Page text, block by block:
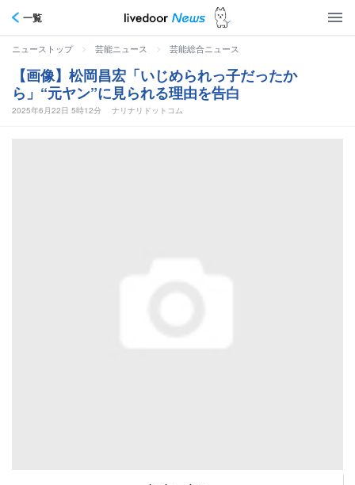
一覧
ニューストップ > 芸能ニュース > 芸能総合ニュース
【画像】松岡昌宏「いじめられっ子だったか
ら」“元ヤン”に見られる理由を告白
2025年6月22日 5時12分 ナリナリドットコム